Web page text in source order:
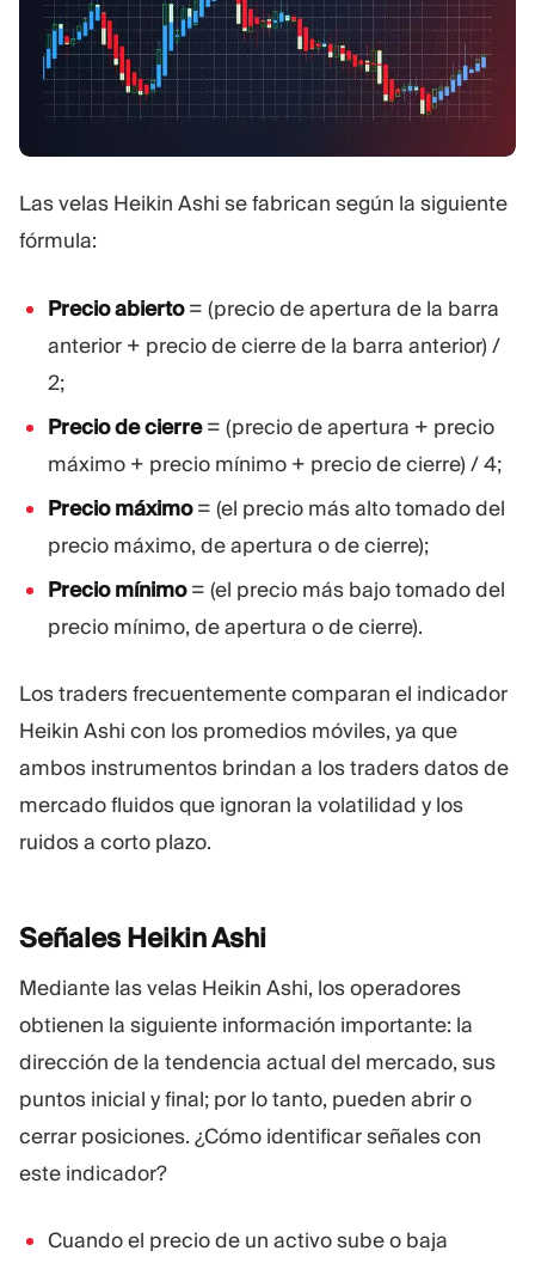
Las velas Heikin Ashi se fabrican según la siguiente
fórmula:
Precio abierto= (precio de apertura de la barra
anterior + precio de cierre de la barra anterior) /
2;
Precio de cierre= (precio de apertura + precio
máximo + precio mínimo + precio de cierre) / 4;
Precio máximo= (el precio más alto tomado del
precio máximo, de apertura o de cierre);
Precio mínimo= (el precio más bajo tomado del
precio mínimo, de apertura o de cierre).
Los traders frecuentemente comparan el indicador
Heikin Ashi con los promedios móviles, ya que
ambos instrumentos brindan a los traders datos de
mercado fluidos que ignoran la volatilidad y los
ruidos a corto plazo.
Señales HeikinAshi
Mediante las velas Heikin Ashi, los operadores
obtienen la siguiente información importante: la
dirección de la tendencia actual del mercado, sus
puntos inicial y final; por lo tanto, pueden abrir o
cerrar posiciones. ¿Cómo identificar señales con
este indicador?
Cuando el precio de un activo sube o baja